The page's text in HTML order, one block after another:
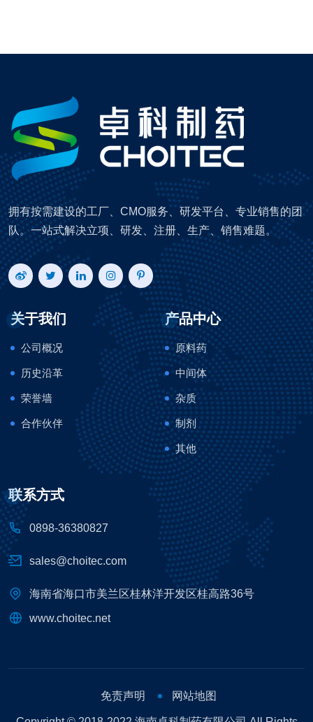
拥有按需建设的工厂、CMO服务、研发平台、专业销售的团
队。一站式解决立项、研发、注册、生产、销售难题。
关于我们
公司概况
历史沿革
荣誉墙
合作伙伴
产品中心
原料药
中间体
杂质
制剂
其他
联系方式
0898-36380827
sales@choitec.com
海南省海口市美兰区桂林洋开发区桂高路36号
www.choitec.net
免责声明 网站地图